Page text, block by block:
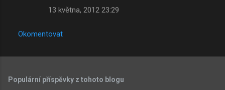
13 května, 2012 23:29
Okomentovat
Populární příspěvky z tohoto blogu